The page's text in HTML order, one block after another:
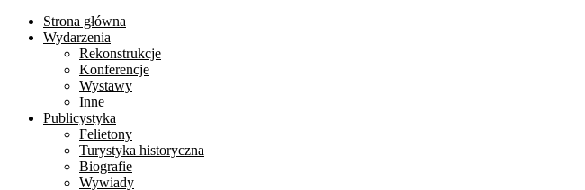
Strona główna
Wydarzenia
Rekonstrukcje
Konferencje
Wystawy
Inne
Publicystyka
Felietony
Turystyka historyczna
Biografie
Wywiady